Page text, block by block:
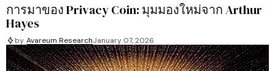
การมาของ Privacy Coin: มุมมองใหม่จาก Arthur
Hayes
by Avareum ResearchJanuary 07, 2026